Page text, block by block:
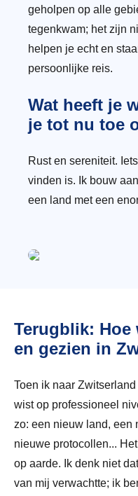
geholpen op alle
tegenkwam; het zijn
helpen je echt en
persoonlijke reis.
Wat heeft je
je tot nu toe
Rust en sereniteit.
vinden is. Ik bouw
een land met een
Terugblik: Hoe
en gezien in
Toen ik naar
wist op professioneel
zo: een nieuw land, een
nieuwe protocollen...
op aarde. Ik denk niet
van mij verwachtte; ik